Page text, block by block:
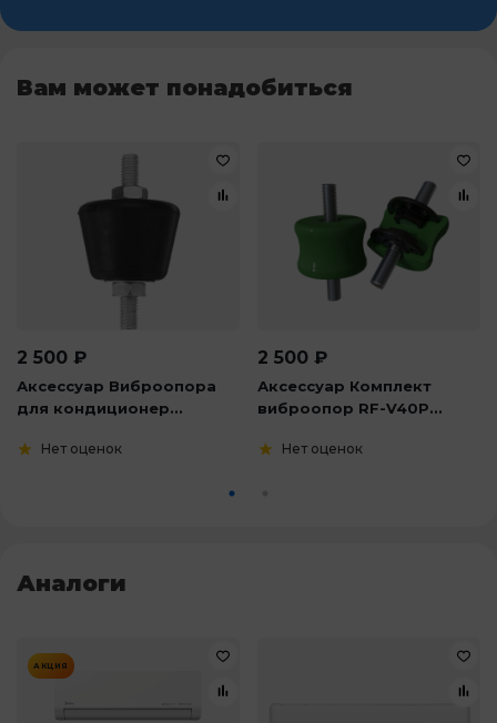
Вам может понадобиться
2 500 ₽
Аксессуар Виброопора
для кондиционер...
Нет оценок
2 500 ₽
Аксессуар Комплект
виброопор RF-V40P...
Нет оценок
Аналоги
АКЦИЯ